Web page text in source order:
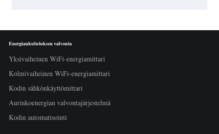
Energiankulutuksen valvonta
Yksivaiheinen WiFi-energiamittari
Kolmivaiheinen WiFi-energiamittari
Kodin sähkönkäyttömittari
Aurinkoenergian valvontajärjestelmä
Kodin automatisointi